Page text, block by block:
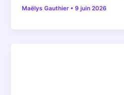
Maëlys Gauthier •9 juin 2026